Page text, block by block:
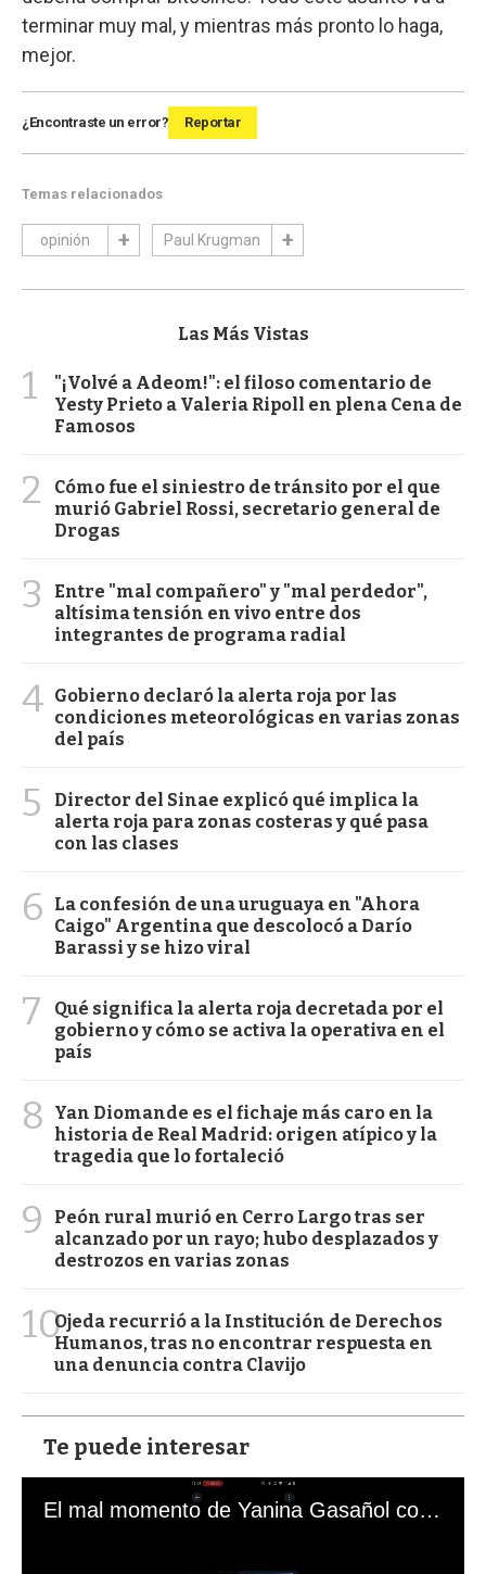
terminar muy mal, y mientras más pronto lo haga,
mejor.
¿Encontraste un error? Reportar
Temas relacionados
opinión Paul Krugman
Las Más Vistas
1
"¡Volvé a Adeom!": el filoso comentario de
Yesty Prieto a Valeria Ripoll en plena Cena de
Famosos
2
Cómo fue el siniestro de tránsito por el que
murió Gabriel Rossi, secretario general de
Drogas
3
Entre "mal compañero" y "mal perdedor",
altísima tensión en vivo entre dos
integrantes de programa radial
4 Gobierno declaró la alerta roja por las
condiciones meteorológicas en varias zonas
del país
5
Director del Sinae explicó qué implica la
alerta roja para zonas costeras y qué pasa
con las clases
6
La confesión de una uruguaya en "Ahora
Caigo" Argentina que descolocó a Darío
Barassi y se hizo viral
7
Qué significa la alerta roja decretada por el
gobierno y cómo se activa la operativa en el
país
8
Yan Diomande es el fichaje más caro en la
historia de Real Madrid: origen atípico y la
tragedia que lo fortaleció
9
Peón rural murió en Cerro Largo tras ser
alcanzado por un rayo; hubo desplazados y
destrozos en varias zonas
10Ojeda recurrió a la Institución de Derechos
Humanos, tras no encontrar respuesta en
una denuncia contra Clavijo
Te puede interesar
El mal momento de Yanina Gasañol con un hincha argentino en "Subrayado"